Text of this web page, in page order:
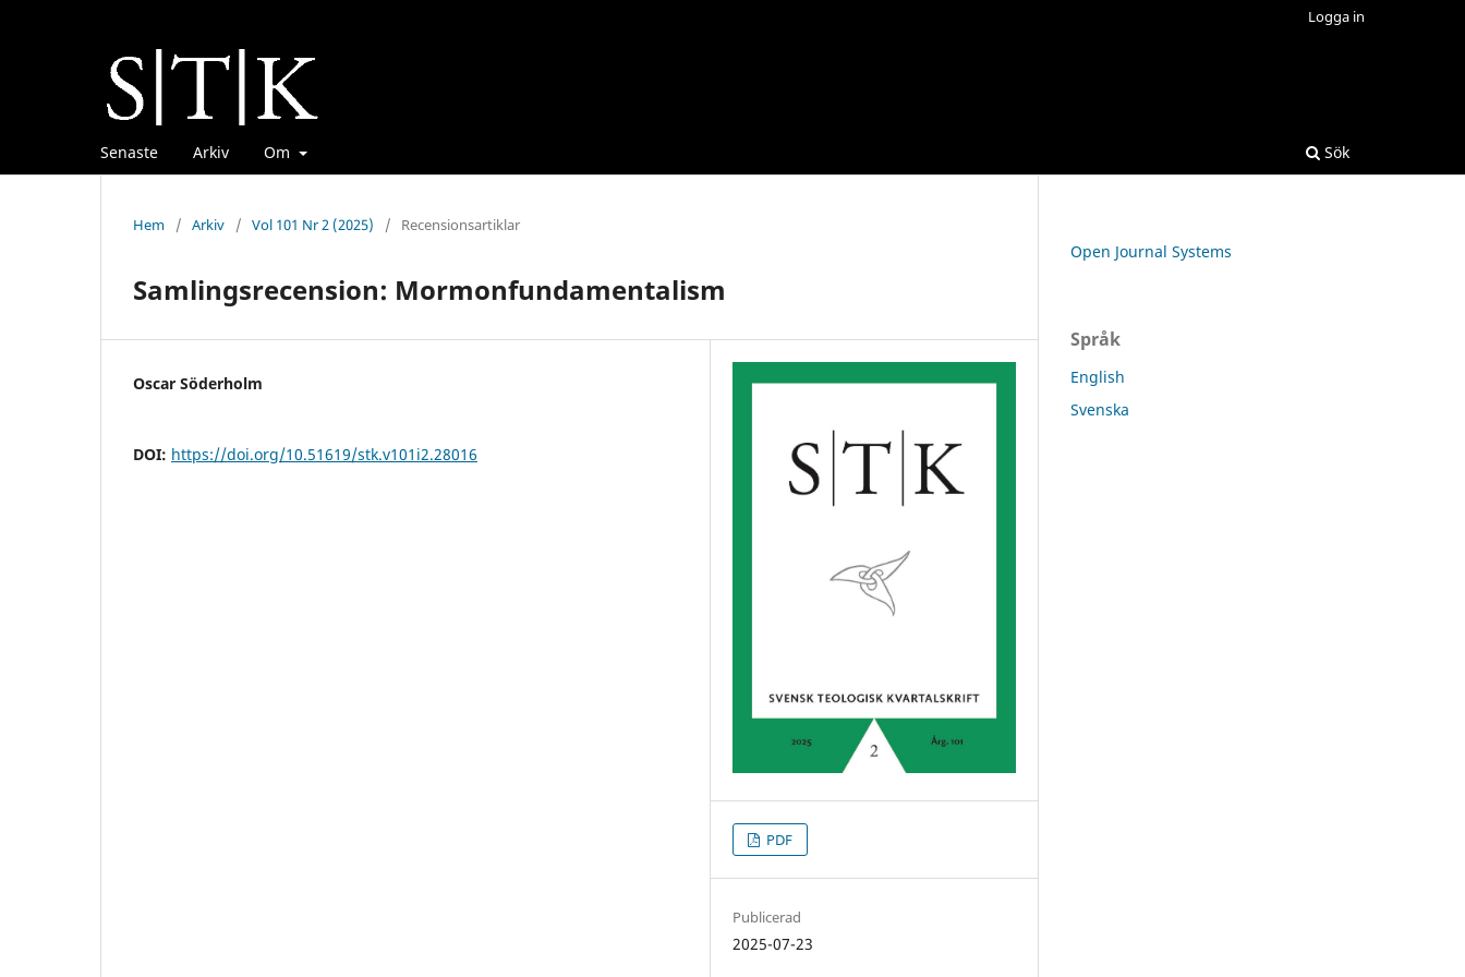
Senaste Arkiv Om Sök
Logga in
Hem / Arkiv / Vol 101 Nr 2 (2025) / Recensionsartiklar
Samlingsrecension: Mormonfundamentalism
Oscar Söderholm
DOI: https://doi.org/10.51619/stk.v101i2.28016
PDF
Publicerad
2025-07-23
Open Journal Systems
Språk
English
Svenska